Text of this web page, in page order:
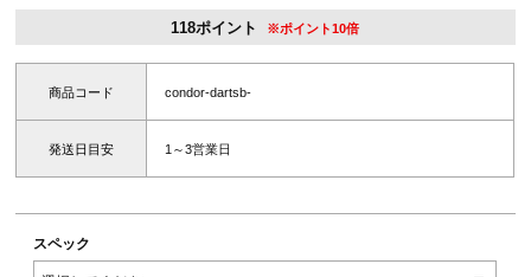
118ポイント ※ポイント10倍
商品コード condor-dartsb-
発送日目安 1～3営業日
スペック